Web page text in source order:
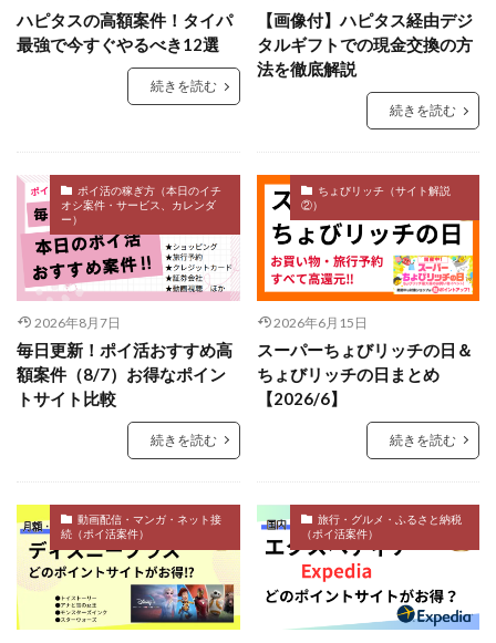
ハピタスの高額案件！タイパ
最強で今すぐやるべき12選
続きを読む
【画像付】ハピタス経由デジ
タルギフトでの現金交換の方
法を徹底解説
続きを読む
ポイ活の稼ぎ方（本日のイチ
オシ案件・サービス、カレンダ
ー）
2026年8月7日
毎日更新！ポイ活おすすめ高
額案件（8/7）お得なポイン
トサイト比較
続きを読む
ちょびリッチ（サイト解説
②）
2026年6月15日
スーパーちょびリッチの日＆
ちょびリッチの日まとめ
【2026/6】
続きを読む
動画配信・マンガ・ネット接
続（ポイ活案件）
旅行・グルメ・ふるさと納税
（ポイ活案件）